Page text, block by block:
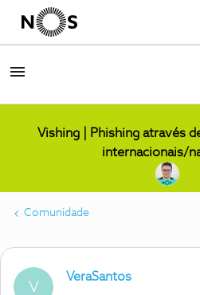
Vishing | Phishing através
internacionais/
Comunidade
V
VeraSantos